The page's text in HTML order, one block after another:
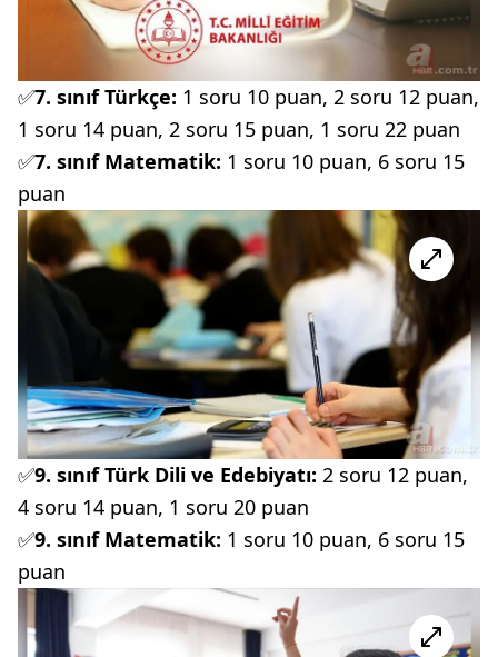
✅7. sınıf Türkçe: 1 soru 10 puan, 2 soru 12 puan,
1 soru 14 puan, 2 soru 15 puan, 1 soru 22 puan
✅7. sınıf Matematik: 1 soru 10 puan, 6 soru 15
puan
✅9. sınıf Türk Dili ve Edebiyatı: 2 soru 12 puan,
4 soru 14 puan, 1 soru 20 puan
✅9. sınıf Matematik: 1 soru 10 puan, 6 soru 15
puan